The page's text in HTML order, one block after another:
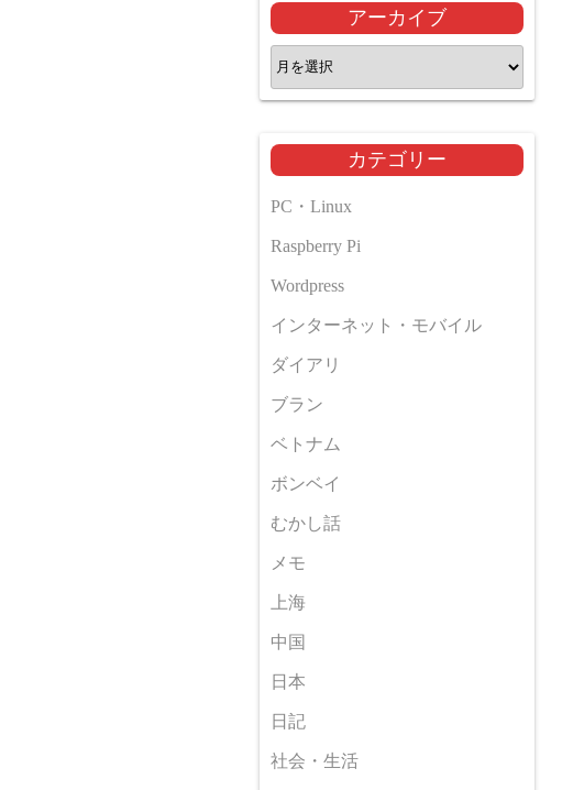
アーカイブ
ア
ー
イ
ブ
カテゴリー
PC・Linux
Raspberry Pi
Wordpress
インターネット・モバイル
ダイアリ
ブラン
ベトナム
ボンベイ
むかし話
メモ
上海
中国
日本
日記
社会・生活